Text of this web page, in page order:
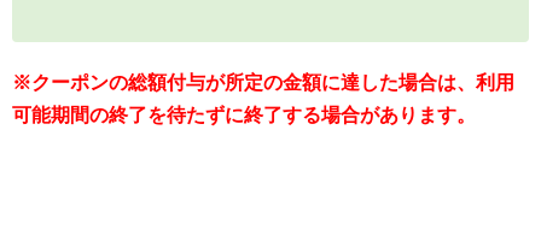
※クーポンの総額付与が所定の金額に達した場合は、利用
可能期間の終了を待たずに終了する場合があります。